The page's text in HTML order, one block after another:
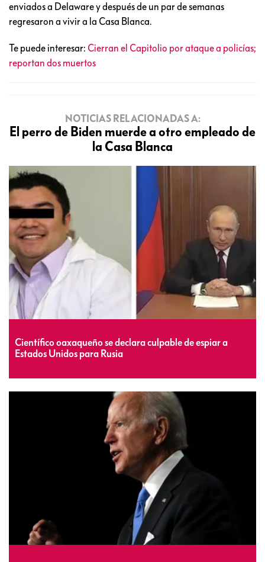
enviados a Delaware y después de un par de semanas
regresaron a vivir a la Casa Blanca.
Te puede interesar: Cierran el Capitolio por ataque a policías;
reportan dos muertos
NOTICIAS RELACIONADAS A:
El perro de Biden muerde a otro empleado de
la Casa Blanca
Científico oaxaqueño se declara culpable de espiar a
Estados Unidos para Rusia